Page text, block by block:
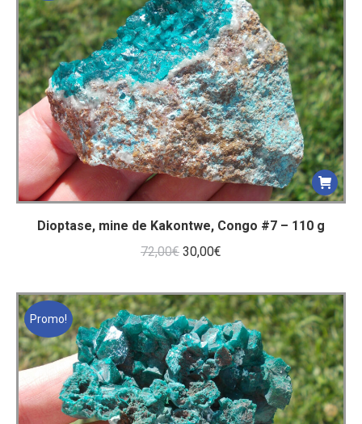
Dioptase, mine de Kakontwe, Congo #7 – 110 g
72,00€ Le
initial
était :
72,00€.
30,00€
actuel
est :
30,00€.
Promo!